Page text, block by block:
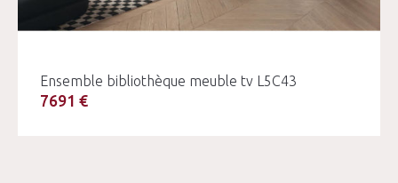
Ensemble bibliothèque meuble tv L5C43
7691 €